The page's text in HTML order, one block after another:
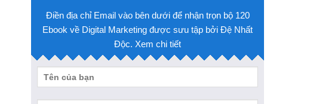
Điền địa chỉ Email vào bên dưới để nhận trọn bộ 120
Ebook về Digital Marketing được sưu tập bởi Đệ Nhất
Độc. Xem chi tiết